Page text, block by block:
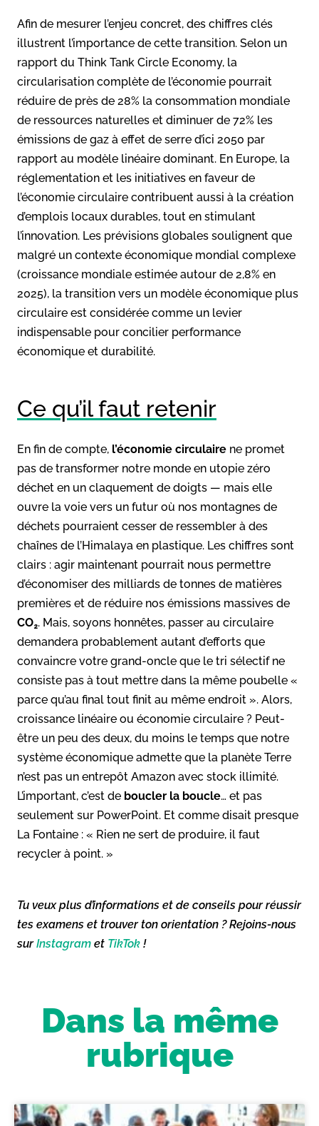
Afin de mesurer l’enjeu concret, des chiffres clés
illustrent l’importance de cette transition. Selon un
rapport du Think Tank Circle Economy, la
circularisation complète de l’économie pourrait
réduire de près de 28% la consommation mondiale
de ressources naturelles et diminuer de 72% les
émissions de gaz à effet de serre d’ici 2050 par
rapport au modèle linéaire dominant. En Europe, la
réglementation et les initiatives en faveur de
l’économie circulaire contribuent aussi à la création
d’emplois locaux durables, tout en stimulant
l’innovation. Les prévisions globales soulignent que
malgré un contexte économique mondial complexe
(croissance mondiale estimée autour de 2,8% en
2025), la transition vers un modèle économique plus
circulaire est considérée comme un levier
indispensable pour concilier performance
économique et durabilité.
Ce qu’il faut retenir
En fin de compte, l’économie circulaire ne promet
pas de transformer notre monde en utopie zéro
déchet en un claquement de doigts — mais elle
ouvre la voie vers un futur où nos montagnes de
déchets pourraient cesser de ressembler à des
chaînes de l’Himalaya en plastique. Les chiffres sont
clairs : agir maintenant pourrait nous permettre
d’économiser des milliards de tonnes de matières
premières et de réduire nos émissions massives de
CO₂. Mais, soyons honnêtes, passer au circulaire
demandera probablement autant d’efforts que
convaincre votre grand-oncle que le tri sélectif ne
consiste pas à tout mettre dans la même poubelle «
parce qu’au final tout finit au même endroit ». Alors,
croissance linéaire ou économie circulaire ? Peut-
être un peu des deux, du moins le temps que notre
système économique admette que la planète Terre
n’est pas un entrepôt Amazon avec stock illimité.
L’important, c’est de boucler la boucle… et pas
seulement sur PowerPoint. Et comme disait presque
La Fontaine : « Rien ne sert de produire, il faut
recycler à point. »
Tu veux plus d’informations et de conseils pour réussir
tes examens et trouver ton orientation ? Rejoins-nous
surInstagram et TikTok !
Dans la même
rubrique